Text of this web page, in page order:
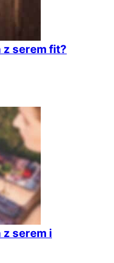
serem fit?
serem i